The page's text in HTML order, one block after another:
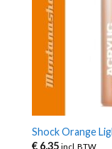
Shock Orange
€ 6,35 incl. BTW